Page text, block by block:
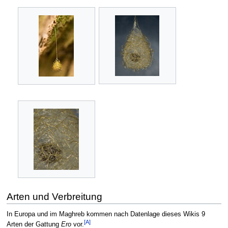
Arten und Verbreitung
In Europa und im Maghreb kommen nach Datenlage dieses Wikis 9
Arten der Gattung Erovor.[A]